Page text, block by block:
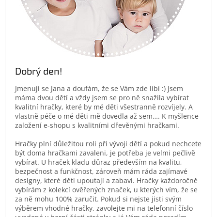
Dobrý den!
Jmenuji se Jana a doufám, že se Vám zde líbí :) Jsem
máma dvou dětí a vždy jsem se pro ně snažila vybírat
kvalitní hračky, které by mé děti všestranně rozvíjely. A
vlastně péče o mé děti mě dovedla až sem…. K myšlence
založení e-shopu s kvalitními dřevěnými hračkami.
Hračky plní důležitou roli při vývoji dětí a pokud nechcete
být doma hračkami zavaleni, je potřeba je velmi pečlivě
vybírat. U hraček kladu důraz především na kvalitu,
bezpečnost a funkčnost, zároveň mám ráda zajímavé
designy, které děti upoutají a zabaví. Hračky každoročně
vybírám z kolekcí ověřených značek, u kterých vím, že se
za ně mohu 100% zaručit. Pokud si nejste jisti svým
výběrem vhodné hračky, zavolejte mi na telefonní číslo